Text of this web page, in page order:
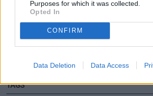
Purposes for which it was collected.
Opted In
CONFIRM
Data Deletion Data Access
πυρκαγιές
Από τις ΗΠΑ στην Ευρώπη — Οι
καταιγίδες, δεν είναι πλέον σενάριο
φαντασίας
TAGS